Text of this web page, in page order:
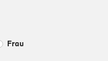
Frau